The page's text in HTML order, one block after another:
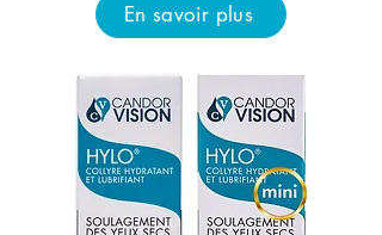
En savoir plus